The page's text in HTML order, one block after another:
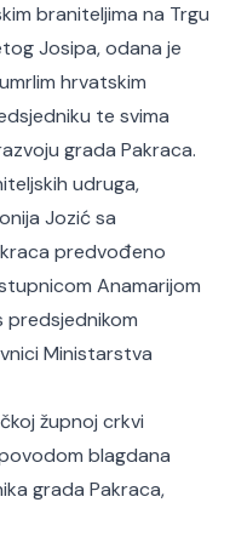
braniteljima na Trgu
Josipa, odana je
hrvatskim
te svima
grada Pakraca.
udruga,
Jozić sa
predvođeno
Anamarijom
predsjednikom
Ministarstva
župnoj crkvi
blagdana
grada Pakraca,